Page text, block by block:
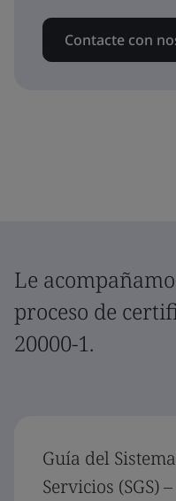
Contacte con
Le
proceso de
20000-1.
Guía del
Servicios (SGS)